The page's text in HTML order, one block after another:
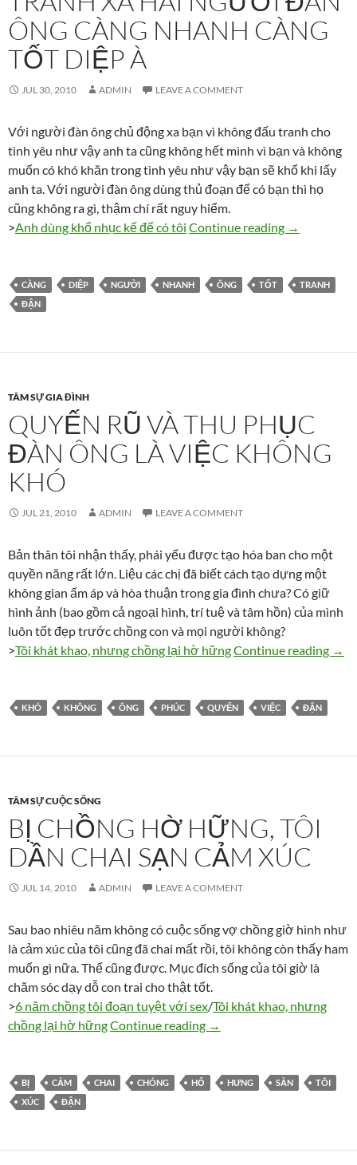
ÔNG CÀNG NHANH CÀNG
TỐT DIỆP À
JUL 30, 2010 ADMIN LEAVE A COMMENT
Với người đàn ông chủ động xa bạn vì không đấu tranh cho
tình yêu như vậy anh ta cũng không hết mình vì bạn và không
muốn có khó khăn trong tình yêu như vậy bạn sẽ khổ khi lấy
anh ta. Với người đàn ông dùng thủ đoạn để có bạn thì họ
cũng không ra gì, thậm chí rất nguy hiểm.
>Anh dùng khổ nhục kế để có tôi Continue reading Tránh xa
→
CÀNG DIỆP NGƯỜI NHANH ÔNG TỐT
TRANH
ĐẬN
TÂM SỰ GIA ĐÌNH
QUYẾN RŨ VÀ THU PHỤC
ĐÀN ÔNG LÀ VIỆC KHÔNG
KHÓ
JUL 21, 2010 ADMIN LEAVE A COMMENT
Bản thân tôi nhận thấy, phái yếu được tạo hóa ban cho một
quyền năng rất lớn. Liệu các chị đã biết cách tạo dựng một
không gian ấm áp và hòa thuận trong gia đình chưa? Có giữ
hình ảnh (bao gồm cả ngoại hình, trí tuệ và tâm hồn) của mình
luôn tốt đẹp trước chồng con và mọi người không?
>Tôi khát khao, nhưng chồng lại hờ hữngContinue reading →
KHÓ KHÔNG ÔNG PHÚC QUYẾN VIỆC ĐẬN
TÂM SỰ CUỘC SỐNG
BỊ CHỒNG HỜ HỮNG, TÔI
DẦN CHAI SẠN CẢM XÚC
JUL 14, 2010 ADMIN LEAVE A COMMENT
Sau bao nhiêu năm không có cuộc sống vợ chồng giờ hình như
là cảm xúc của tôi cũng đã chai mất rồi, tôi không còn thấy ham
muốn gì nữa. Thế cũng được. Mục đích sống của tôi giờ là
chăm sóc dạy dỗ con trai cho thật tốt.
>6 năm chồng tôi đoạn tuyệt với sex/Tôi khát khao, nhưng
chồng lại hờ hữngContinue reading Bị chồng hờ hững, tôi dần
→
BỊ CẢM CHAI CHÓNG HỔ HƯNG SẴN
TÔI
XÚC
ĐẬN